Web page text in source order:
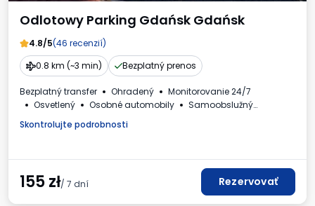
Odlotowy Parking Gdańsk Gdańsk
4.8/5(46 recenzií)
0.8 km (~3 min)
Bezplatný prenos
Bezplatný transfer Ohradený
Monitorovanie 24/7
Osvetlený
Osobné automobily
Samoobslužný
Skontrolujte podrobnosti
155zł/ 7 dní Rezervovať